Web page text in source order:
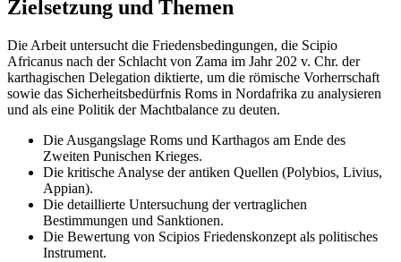
Zielsetzung und Themen
Die Arbeit untersucht die Friedensbedingungen, die Scipio
Africanus nach der Schlacht von Zama im Jahr 202 v. Chr. der
karthagischen Delegation diktierte, um die römische Vorherrschaft
sowie das Sicherheitsbedürfnis Roms in Nordafrika zu analysieren
und als eine Politik der Machtbalance zu deuten.
Die Ausgangslage Roms und Karthagos am Ende des
Zweiten Punischen Krieges.
Die kritische Analyse der antiken Quellen (Polybios, Livius,
Appian).
Die detaillierte Untersuchung der vertraglichen
Bestimmungen und Sanktionen.
Die Bewertung von Scipios Friedenskonzept als politisches
Instrument.